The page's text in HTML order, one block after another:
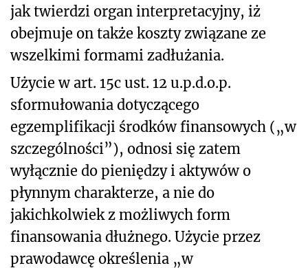
jak twierdzi organ interpretacyjny, iż
obejmuje on także koszty związane ze
wszelkimi formami zadłużania.
Użycie w art. 15c ust. 12 u.p.d.o.p.
sformułowania dotyczącego
egzemplifikacji środków finansowych („w
szczególności”), odnosi się zatem
wyłącznie do pieniędzy i aktywów o
płynnym charakterze, a nie do
jakichkolwiek z możliwych form
finansowania dłużnego. Użycie przez
prawodawcę określenia „w